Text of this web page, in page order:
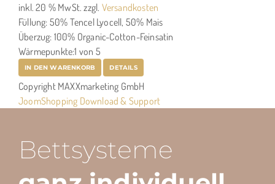
inkl. 20 % MwSt. zzgl. Versandkosten
Füllung: 50% Tencel Lyocell, 50% Mais
Überzug: 100% Organic-Cotton-Feinsatin
Wärmepunkte:1 von 5
IN DEN WARENKORB DETAILS
Copyright MAXXmarketing GmbH
JoomShopping Download & Support
Bettsysteme